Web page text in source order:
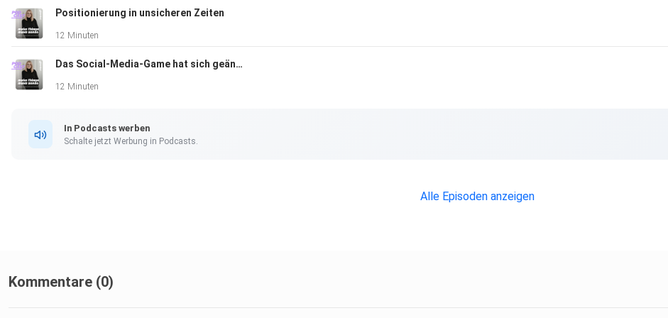
Positionierung in unsicheren Zeiten
12 Minuten
Das Social-Media-Game hat sich geändert
12 Minuten
In Podcasts werben
Schalte jetzt Werbung in Podcasts.
Alle Episoden anzeigen
Kommentare (0)